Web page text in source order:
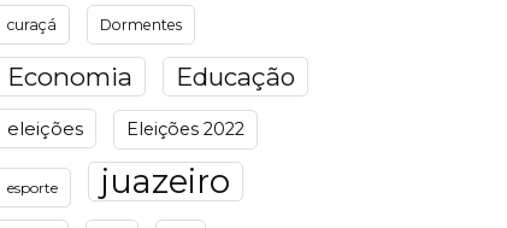
curaçá Dormentes
Economia Educação
eleições Eleições 2022
esporte juazeiro